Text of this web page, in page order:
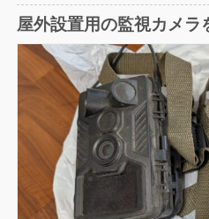
屋外設置用の監視カメラ